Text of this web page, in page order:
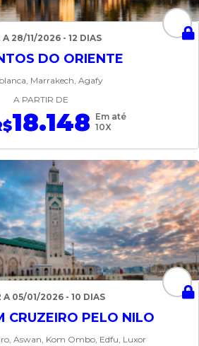
A 28/11/2026 - 12 DIAS
DO ORIENTE
Marrakech, Agafy
A PARTIR DE
18.148 Em até
10X
A 05/01/2026 - 10 DIAS
CRUZEIRO PELO NILO
Aswan, Kom Ombo, Edfu, Luxor